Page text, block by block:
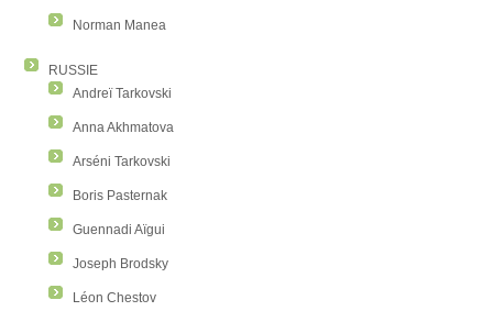
Norman Manea
RUSSIE
Andreï Tarkovski
Anna Akhmatova
Arséni Tarkovski
Boris Pasternak
Guennadi Aïgui
Joseph Brodsky
Léon Chestov